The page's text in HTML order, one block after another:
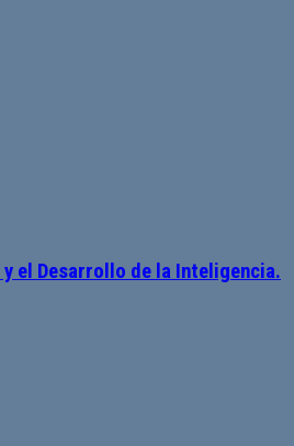
el Desarrollo de la Inteligencia.